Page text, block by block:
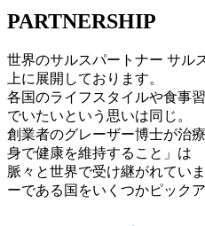
PARTNERSHIP
世界のサルスパートナー サル
上に展開しております。
各国のライフスタイルや食事
でいたいという思いは同じ。
創業者のグレーザー博士が治
身で健康を維持すること」は
脈々と世界で受け継がれてい
ーである国をいくつかピック